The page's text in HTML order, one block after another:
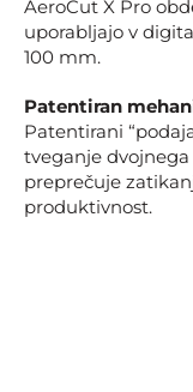
AeroCut X Pro
uporabljajo v
100 mm.
Patentiran
Patentirani
tveganje
preprečuje
produktivnost.